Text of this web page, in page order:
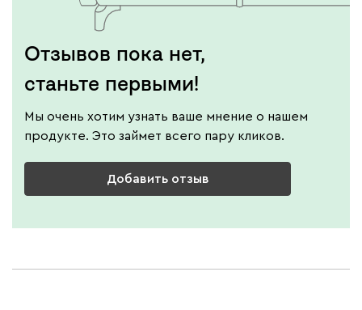
Отзывов пока нет,
станьте первыми!
Мы очень хотим узнать ваше мнение о нашем
продукте. Это займет всего пару кликов.
Добавить отзыв